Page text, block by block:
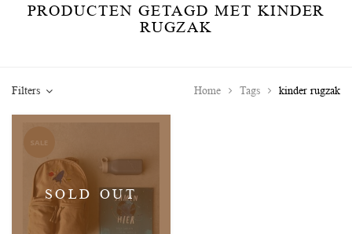
PRODUCTEN GETAGD MET KINDER
RUGZAK
Filters Home Tags kinder rugzak
SALE
SOLD OUT